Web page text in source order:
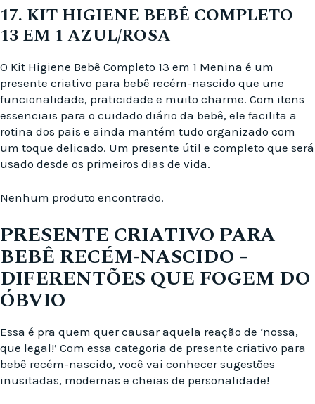
17. KIT HIGIENE BEBÊ COMPLETO
13 EM 1 AZUL/ROSA
O Kit Higiene Bebê Completo 13 em 1 Menina é um
presente criativo para bebê recém-nascido que une
funcionalidade, praticidade e muito charme. Com itens
essenciais para o cuidado diário da bebê, ele facilita a
rotina dos pais e ainda mantém tudo organizado com
um toque delicado. Um presente útil e completo que será
usado desde os primeiros dias de vida.
Nenhum produto encontrado.
PRESENTE CRIATIVO PARA
BEBÊ RECÉM-NASCIDO –
DIFERENTÕES QUE FOGEM DO
ÓBVIO
Essa é pra quem quer causar aquela reação de ‘nossa,
que legal!’ Com essa categoria de presente criativo para
bebê recém-nascido, você vai conhecer sugestões
inusitadas, modernas e cheias de personalidade!